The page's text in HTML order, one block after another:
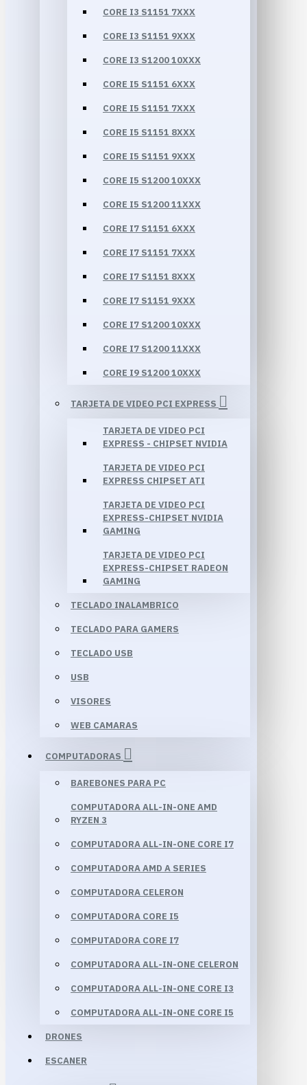
CORE I3 S1151 7XXX
CORE I3 S1151 9XXX
CORE I3 S1200 10XXX
CORE I5 S1151 6XXX
CORE I5 S1151 7XXX
CORE I5 S1151 8XXX
CORE I5 S1151 9XXX
CORE I5 S1200 10XXX
CORE I5 S1200 11XXX
CORE I7 S1151 6XXX
CORE I7 S1151 7XXX
CORE I7 S1151 8XXX
CORE I7 S1151 9XXX
CORE I7 S1200 10XXX
CORE I7 S1200 11XXX
CORE I9 S1200 10XXX
TARJETA DE VIDEO PCI EXPRESS
TARJETA DE VIDEO PCI
EXPRESS - CHIPSET NVIDIA
TARJETA DE VIDEO PCI
EXPRESS CHIPSET ATI
TARJETA DE VIDEO PCI
EXPRESS-CHIPSET NVIDIA
GAMING
TARJETA DE VIDEO PCI
EXPRESS-CHIPSET RADEON
GAMING
TECLADO INALAMBRICO
TECLADO PARA GAMERS
TECLADO USB
USB
VISORES
WEB CAMARAS
COMPUTADORAS
BAREBONES PARA PC
COMPUTADORA ALL-IN-ONE AMD
RYZEN 3
COMPUTADORA ALL-IN-ONE CORE I7
COMPUTADORA AMD A SERIES
COMPUTADORA CELERON
COMPUTADORA CORE I5
COMPUTADORA CORE I7
COMPUTADORA ALL-IN-ONE CELERON
COMPUTADORA ALL-IN-ONE CORE I3
COMPUTADORA ALL-IN-ONE CORE I5
DRONES
ESCANER